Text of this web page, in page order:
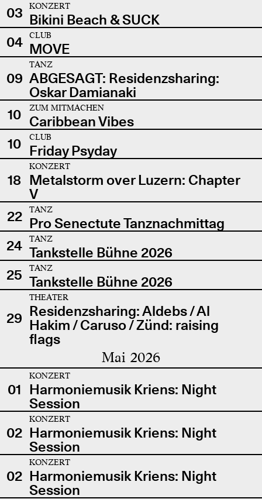
03
KONZERT
Bikini Beach & SUCK
04
CLUB
MOVE
09
TANZ
ABGESAGT: Residenzsharing:
Oskar Damianaki
10
ZUM MITMACHEN
Caribbean Vibes
10
CLUB
Friday Psyday
18
KONZERT
Metalstorm over Luzern: Chapter
V
22
TANZ
Pro Senectute Tanznachmittag
24
TANZ
Tankstelle Bühne 2026
25
TANZ
Tankstelle Bühne 2026
29
THEATER
Residenzsharing: Aldebs / Al
Hakim / Caruso / Zünd: raising
flags
Mai 2026
01
KONZERT
Harmoniemusik Kriens: Night
Session
02
KONZERT
Harmoniemusik Kriens: Night
Session
02
KONZERT
Harmoniemusik Kriens: Night
Session